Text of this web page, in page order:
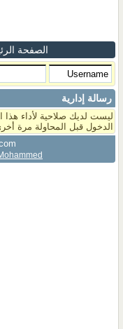
الصفحة
رسالة إدارية
ليست لديك صلاحية لأداء
الدخول قبل المحاولة مرة